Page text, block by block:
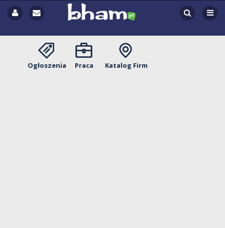
Ogłoszenia Praca Katalog Firm